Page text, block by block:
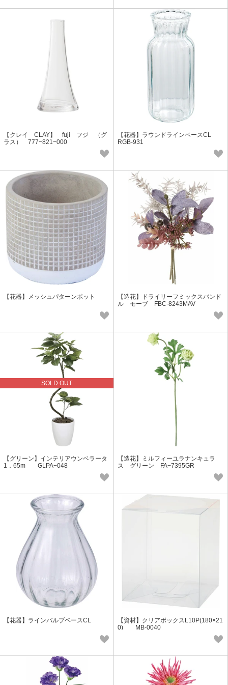
【クレイ CLAY】 fuji フジ （グ
ラス） 777−821−000
【花器】ラウンドラインベースCL
RGB-931
【花器】メッシュパターンポット
【造花】ドライリーフミックスバンド
ル モーブ FBC-8243MAV
SOLD OUT
【グリーン】インテリアウンベラータ
1．65m GLPA−048
【造花】ミルフィーユラナンキュラ
ス グリーン FA−7395GR
【花器】ラインバルブベースCL
【資材】クリアボックスL10P(180×21
0) MB-0040